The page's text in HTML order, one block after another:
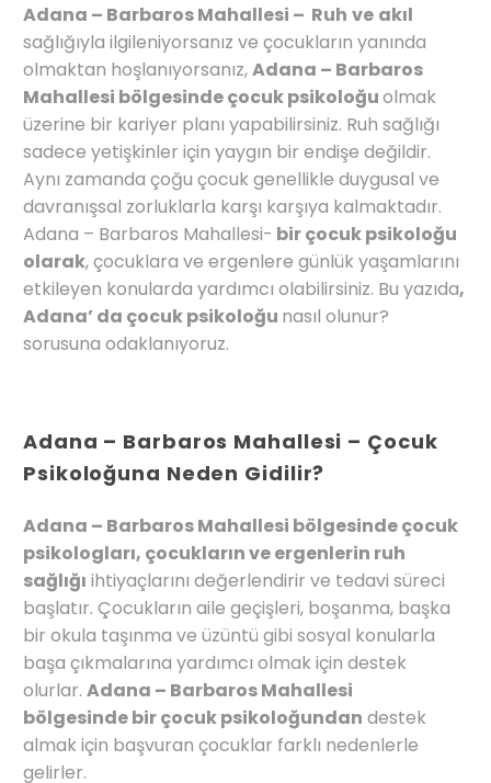
Adana – Barbaros Mahallesi – Ruh ve akıl
sağlığıyla ilgileniyorsanız ve çocukların yanında
olmaktan hoşlanıyorsanız,Adana – Barbaros
Mahallesi bölgesinde çocuk psikoloğuolmak
üzerine bir kariyer planı yapabilirsiniz. Ruh sağlığı
sadece yetişkinler için yaygın bir endişe değildir.
Aynı zamanda çoğu çocuk genellikle duygusal ve
davranışsal zorluklarla karşı karşıya kalmaktadır.
Adana – Barbaros Mahallesi- bir çocuk psikoloğu
olarak, çocuklara ve ergenlere günlük yaşamlarını
etkileyen konularda yardımcı olabilirsiniz. Bu yazıda,
Adana’ da çocuk psikoloğu nasıl olunur?
sorusuna odaklanıyoruz.
Adana – Barbaros Mahallesi – Çocuk
Psikoloğuna Neden Gidilir?
Adana – Barbaros Mahallesi bölgesinde çocuk
psikologları, çocukların ve ergenlerin ruh
sağlığı ihtiyaçlarını değerlendirir ve tedavi süreci
başlatır. Çocukların aile geçişleri, boşanma, başka
bir okula taşınma ve üzüntü gibi sosyal konularla
başa çıkmalarına yardımcı olmak için destek
olurlar. Adana – Barbaros Mahallesi
bölgesinde bir çocuk psikoloğundan destek
almak için başvuran çocuklar farklı nedenlerle
gelirler.